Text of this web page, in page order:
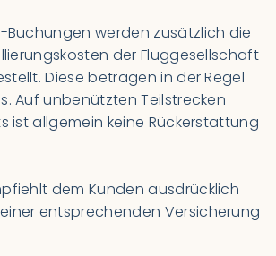
Buchungen werden zusätzlich die
der Fluggesellschaft
Diese betragen in der Regel
Auf unbenützten Teilstrecken
ist allgemein keine Rückerstattung
dem Kunden ausdrücklich
entsprechenden Versicherung